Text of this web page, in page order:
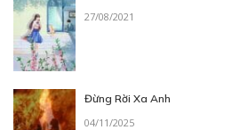
27/08/2021
Đừng Rời Xa Anh
04/11/2025